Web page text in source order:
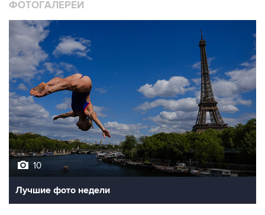
10
Лучшие фото недели